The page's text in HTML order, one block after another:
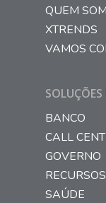
QUEM
XTRENDS
VAMOS
BANCO
CALL
GOVERNO
SAÚDE